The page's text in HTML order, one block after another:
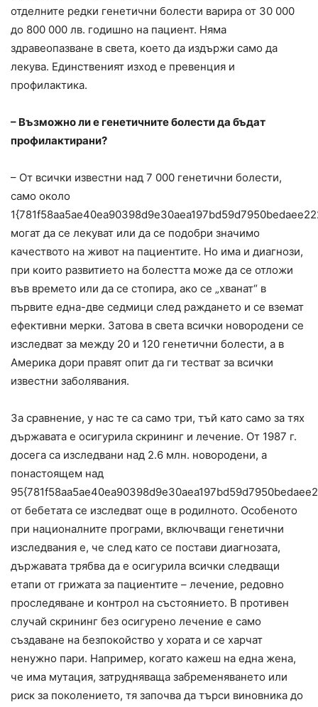
отделните редки генетични болести варира от 30 000
до 800 000 лв. годишно на пациент. Няма
здравеопазване в света, което да издържи само да
лекува. Единственият изход е превенция и
профилактика.
– Възможно ли е генетичните болести да бъдат
профилактирани?
– От всички известни над 7 000 генетични болести,
само около
могат да се лекуват или да се подобри значимо
качеството на живот на пациентите. Но има и диагнози,
при които развитието на болестта може да се отложи
във времето или да се стопира, ако се „хванат“ в
първите една-две седмици след раждането и се вземат
ефективни мерки. Затова в света всички новородени се
изследват за между 20 и 120 генетични болести, а в
Америка дори правят опит да ги тестват за всички
известни заболявания.
За сравнение, у нас те са само три, тъй като само за тях
държавата е осигурила скрининг и лечение. От 1987 г.
досега са изследвани над 2.6 млн. новородени, а
понастоящем над
от бебетата се изследват още в родилното. Особеното
при националните програми, включващи генетични
изследвания е, че след като се постави диагнозата,
държавата трябва да е осигурила всички следващи
етапи от грижата за пациентите – лечение, редовно
проследяване и контрол на състоянието. В противен
случай скрининг без осигурено лечение е само
създаване на безпокойство у хората и се харчат
ненужно пари. Например, когато кажеш на една жена,
че има мутация, затрудняваща забременяването или
риск за поколението, тя започва да търси виновника до